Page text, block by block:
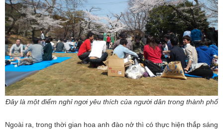
Đây là một điểm nghỉ ngơi yêu thích của người dân trong thành phố
Ngoài ra, trong thời gian hoa anh đào nở thì có thực hiện thắp sáng